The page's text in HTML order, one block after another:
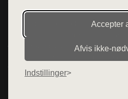
Accepter
Afvis
Indstillinger
Denne side er en del af want.dk,
hjemmesider med præsentation af
diverse webshops. Der sælges
henviser til de shops, som sælger
varerne på lager.